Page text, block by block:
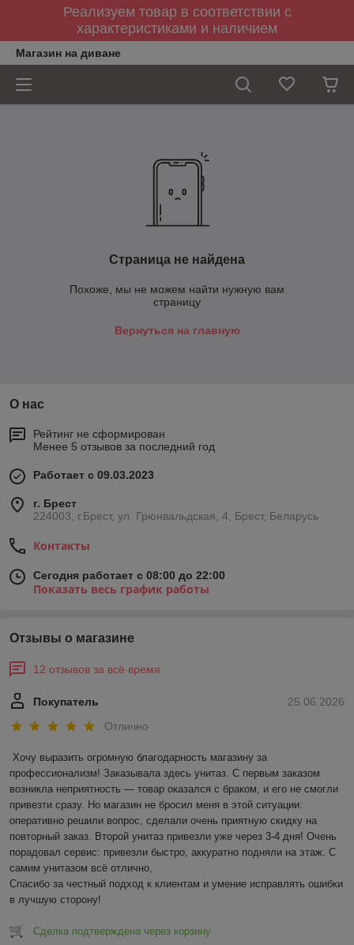
Реализуем товар в соответствии с
характеристиками и наличием
Магазин на диване
Страница не найдена
Похоже, мы не можем найти нужную вам
страницу
Вернуться на главную
О нас
Рейтинг не сформирован
Менее 5 отзывов за последний год
Работает с 09.03.2023
г. Брест
224003, г.Брест, ул. Грюнвальдская, 4, Брест, Беларусь
Контакты
Сегодня работает с 08:00 до 22:00
Показать весь график работы
Отзывы о магазине
12 отзывов за всё время
25.06.2026
Покупатель
Отлично
Хочу выразить огромную благодарность магазину за
профессионализм! Заказывала здесь унитаз. С первым заказом
возникла неприятность — товар оказался с браком, и его не смогли
привезти сразу. Но магазин не бросил меня в этой ситуации:
оперативно решили вопрос, сделали очень приятную скидку на
повторный заказ. Второй унитаз привезли уже через 3-4 дня! Очень
порадовал сервис: привезли быстро, аккуратно подняли на этаж. С
самим унитазом всё отлично,
Спасибо за честный подход к клиентам и умение исправлять ошибки
в лучшую сторону!
Сделка подтверждена через корзину